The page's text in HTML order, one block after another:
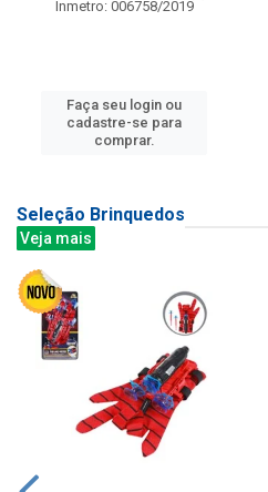
Inmetro: 006758/2019
Faça seu login ou
cadastre-se para
comprar.
Seleção Brinquedos
Veja mais